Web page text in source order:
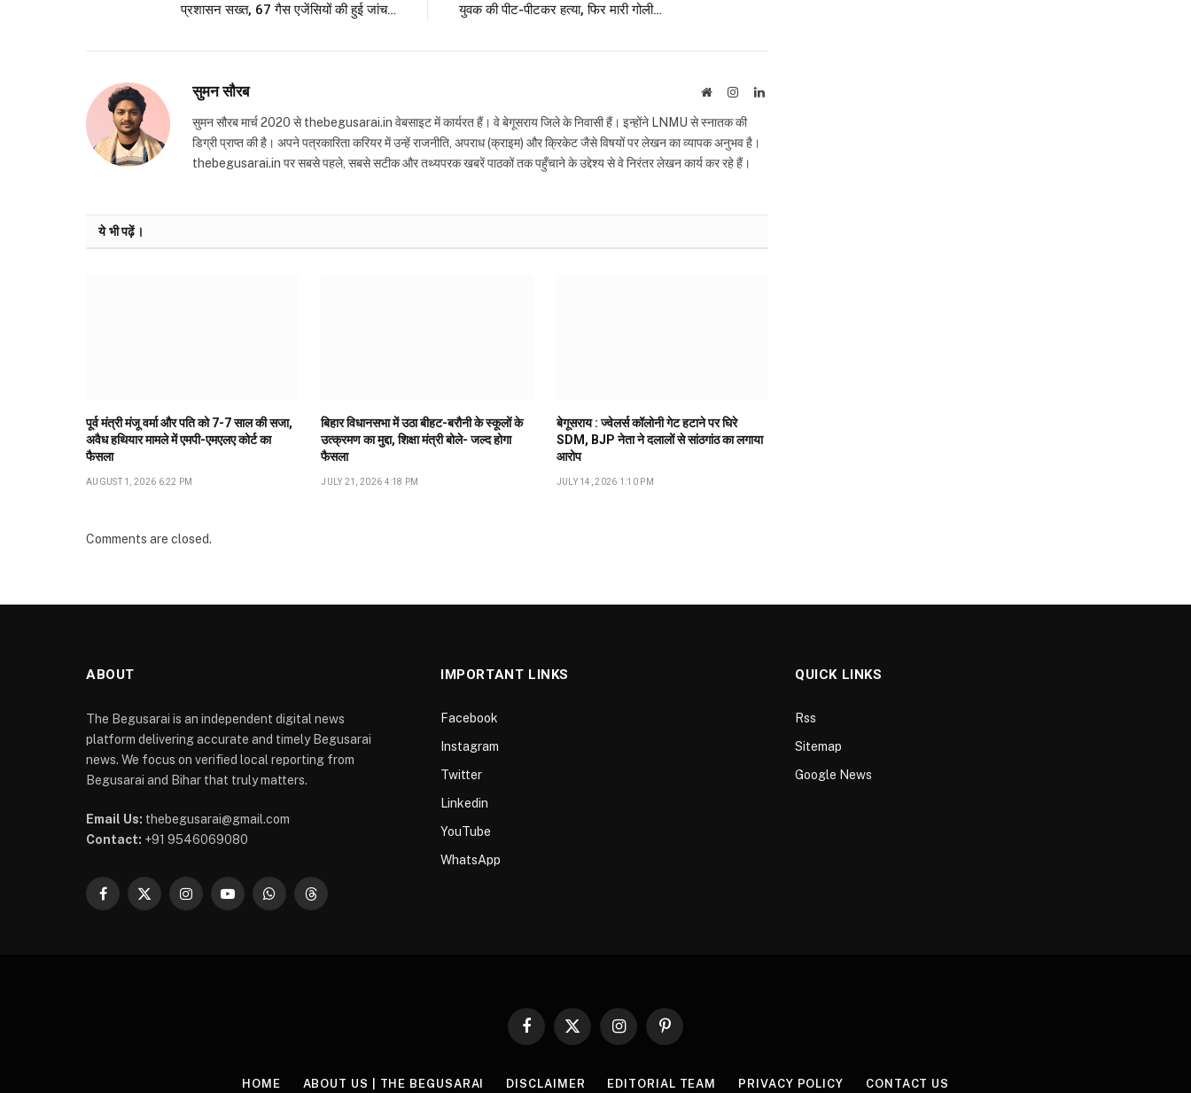
प्रशासन सख्त, 67 गैस एजेंसियों की हुई जांच…
युवक की पीट-पीटकर हत्या, फिर मारी गोली…
सुमन सौरब WebsiteInstagramLinkedIn
सुमन सौरब मार्च 2020 से thebegusarai.in वेबसाइट में कार्यरत हैं। वे बेगूसराय जिले के निवासी हैं। इन्होंने LNMU से स्नातक की
डिग्री प्राप्त की है। अपने पत्रकारिता करियर में उन्हें राजनीति, अपराध (क्राइम) और क्रिकेट जैसे विषयों पर लेखन का व्यापक अनुभव है।
thebegusarai.in पर सबसे पहले, सबसे सटीक और तथ्यपरक खबरें पाठकों तक पहुँचाने के उद्देश्य से वे निरंतर लेखन कार्य कर रहे हैं।
ये भी पढ़ें।
पूर्व मंत्री मंजू वर्मा और पति को 7-7 साल की सजा,
अवैध हथियार मामले में एमपी-एमएलए कोर्ट का
फैसला
AUGUST 1, 2026 6:22 PM
बिहार विधानसभा में उठा बीहट-बरौनी के स्कूलों के
उत्क्रमण का मुद्दा, शिक्षा मंत्री बोले- जल्द होगा
फैसला
JULY 21, 2026 4:18 PM
बेगूसराय : ज्वेलर्स कॉलोनी गेट हटाने पर घिरे
SDM, BJP नेता ने दलालों से सांठगांठ का लगाया
आरोप
JULY 14, 2026 1:10 PM
Comments are closed.
ABOUT
The Begusarai is an independent digital news
platform delivering accurate and timely Begusarai
news. We focus on verified local reporting from
Begusarai and Bihar that truly matters.
Email Us: thebegusarai@gmail.com
Contact: +91 9546069080
Facebook
X
InstagramYouTubeWhatsAppThreads
IMPORTANT LINKS
Facebook
Instagram
Twitter
Linkedin
YouTube
WhatsApp
QUICK LINKS
Rss
Sitemap
Google News
Facebook
X
InstagramPinterest
HOME ABOUT US | THE BEGUSARAI DISCLAIMER EDITORIAL TEAM PRIVACY POLICY CONTACT US